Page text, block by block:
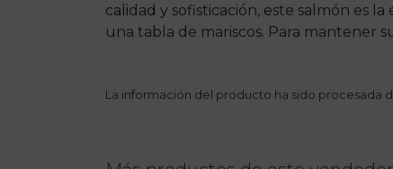
calidad y sofisticación, este salmón es
una tabla de mariscos. Para mantener
La información del producto ha sido procesada